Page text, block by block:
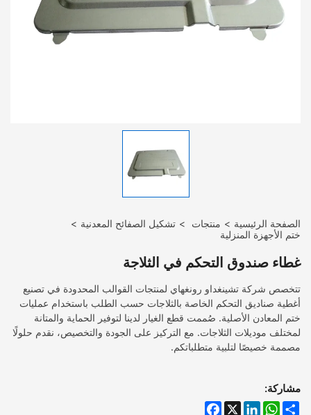
الصفحة الرئيسية منتجات
تشكيل الصفائح المعدنية
ختم الأجهزة المنزلية
غطاء صندوق التحكم في الثلاجة
تتخصص شركة تشينغداو رونغهاي لمنتجات القوالب المحدودة في تصنيع
أغطية صناديق التحكم الخاصة بالثلاجات حسب الطلب باستخدام عمليات
ختم المعادن الأصلية. صُممت قطع الغيار لدينا لتوفير الحماية والمتانة
لمختلف موديلات الثلاجات. مع التركيز على الجودة والتخصيص، نقدم حلولًا
مصممة خصيصًا لتلبية متطلباتكم.
مشاركة:
Facebook
X
LinkedIn
WhatsAppShare